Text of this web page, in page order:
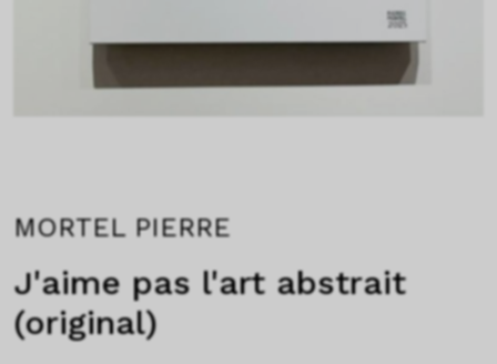
MORTEL PIERRE
J'aime pas l'art abstrait
(original)